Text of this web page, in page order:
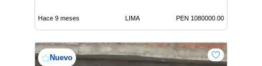
Hace 9 meses LIMA PEN 1080000.00
Nuevo